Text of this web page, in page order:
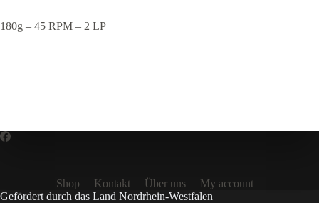
180g – 45 RPM – 2 LP
Shop Kontakt Über uns
My account
Gefördert durch das Land Nordrhein-Westfalen